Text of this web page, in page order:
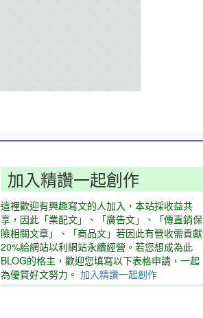
加入精讚一起創作
這裡歡迎有興趣寫文的人加入，本站採收益共
享，因此「業配文」、「廣告文」、「傳直銷保
險相關文章」、「商品文」若因此有營收需貢獻
20%給網站以利網站永續經營。若您想成為此
BLOG的格主，歡迎您填寫以下表格申請，一起
為優質好文努力。 加入精讚一起創作